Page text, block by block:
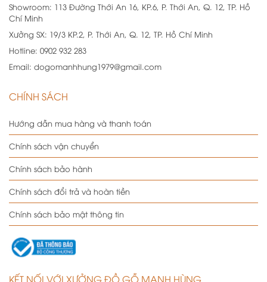
Showroom: 113 Đường Thới An 16, KP.6, P. Thới An, Q. 12, TP. Hồ
Chí Minh
Xưởng SX: 19/3 KP.2, P. Thới An, Q. 12, TP. Hồ Chí Minh
Hotline: 0902 932 283
Email: dogomanhhung1979@gmail.com
CHÍNH SÁCH
Hướng dẫn mua hàng và thanh toán
Chính sách vận chuyển
Chính sách bảo hành
Chính sách đổi trả và hoàn tiền
Chính sách bảo mật thông tin
KẾT NỐI VỚI XƯỞNG ĐỒ GỖ MẠNH HÙNG